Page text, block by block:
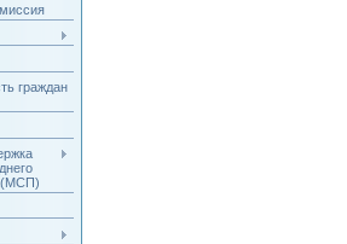
граждан